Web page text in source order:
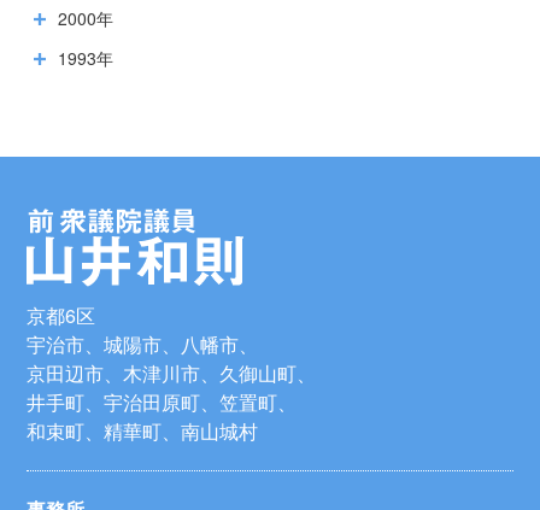
2000年
1993年
京都6区
宇治市、城陽市、八幡市、
京田辺市、木津川市、久御山町、
井手町、宇治田原町、笠置町、
和束町、精華町、南山城村